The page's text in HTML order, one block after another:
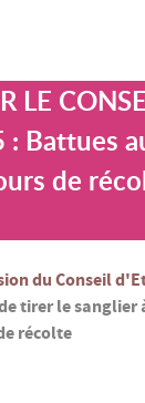
LE
Battues
de
du Conseil
tirer le sanglier
récolte